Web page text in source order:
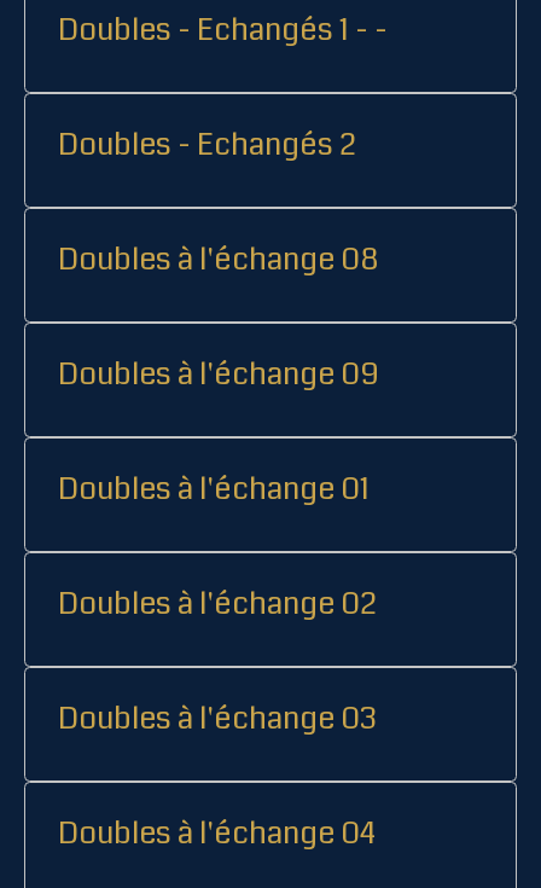
Doubles - Echangés 1 - -
Doubles - Echangés 2
Doubles à l'échange 08
Doubles à l'échange 09
Doubles à l'échange 01
Doubles à l'échange 02
Doubles à l'échange 03
Doubles à l'échange 04